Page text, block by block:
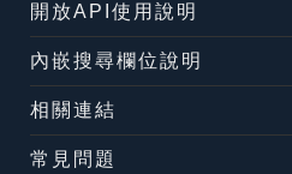
開放API使用說明
內嵌搜尋欄位說明
相關連結
常見問題